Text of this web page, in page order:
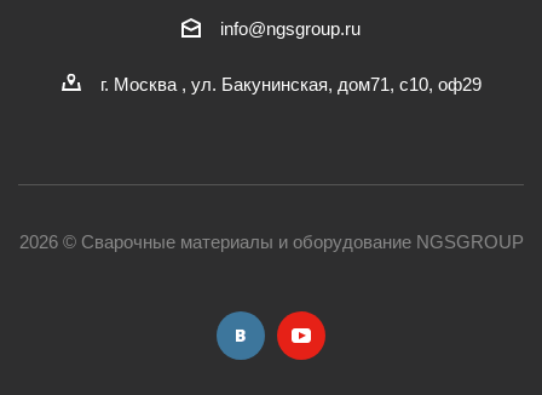
info@ngsgroup.ru
г. Москва , ул. Бакунинская, дом71, с10, оф29
2026 © Сварочные материалы и оборудование NGSGROUP